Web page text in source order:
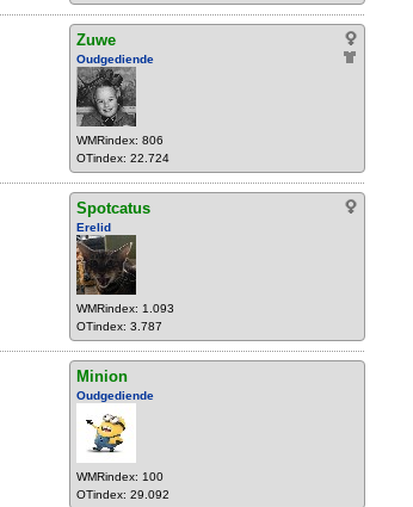
Zuwe
Oudgediende
WMRindex: 806
OTindex: 22.724
Spotcatus
Erelid
WMRindex: 1.093
OTindex: 3.787
Minion
Oudgediende
WMRindex: 100
OTindex: 29.092